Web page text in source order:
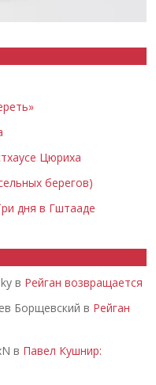
Цюриха
берегов)
дня в Гштааде
в Рейган возвращается
Борщевский в Рейган
в Павел Кушнир: